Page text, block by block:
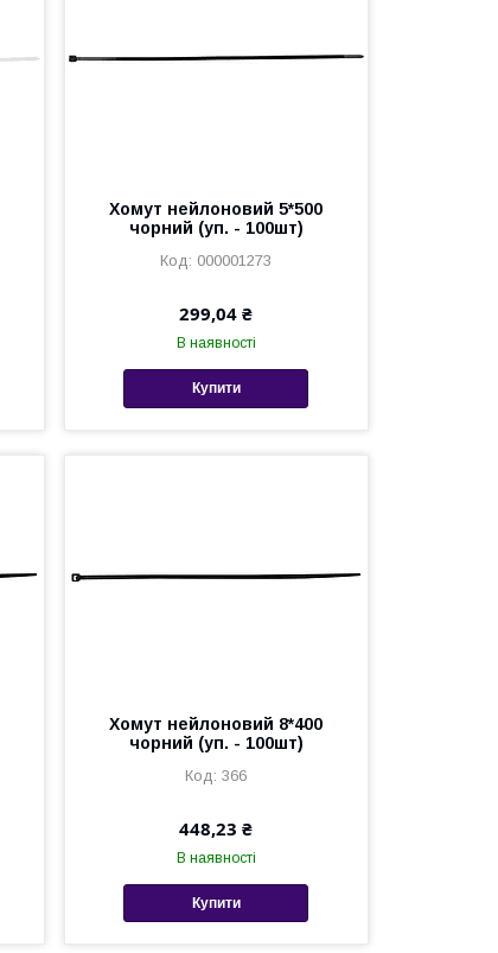
Хомут нейлоновий 5*500
чорний (уп. - 100шт)
000001273
299,04 ₴
В наявності
Купити
Хомут нейлоновий 8*400
чорний (уп. - 100шт)
366
448,23 ₴
В наявності
Купити